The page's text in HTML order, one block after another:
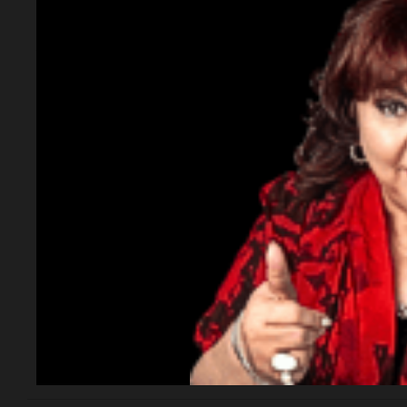
Joaquín Mosqueira, "El Tatengue"
Fútbol
sea
ser
River Plate
estaría
irse al
cifra